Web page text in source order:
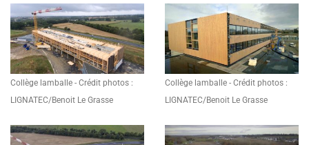
Collège lamballe - Crédit photos :
LIGNATEC/Benoit Le Grasse
Collège lamballe - Crédit photos :
LIGNATEC/Benoit Le Grasse